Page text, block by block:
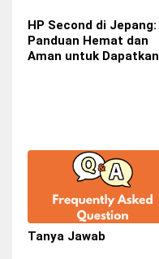
HP Second di Jepang:
Panduan Hemat dan
Aman untuk Dapatkan
Tanya Jawab